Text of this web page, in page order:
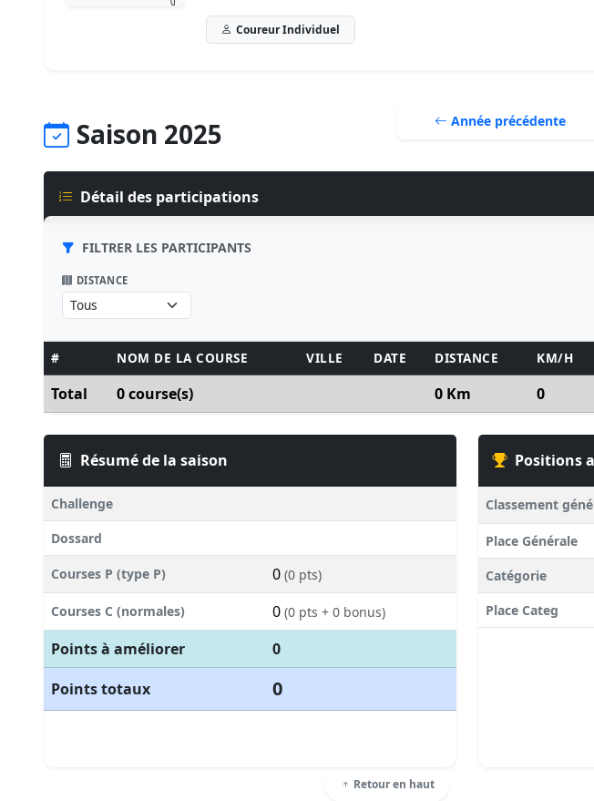
Coureur Individuel
Saison 2025 Année précédente
Détail des participations
FILTRER LES PARTICIPANTS
DISTANCE
# NOM DE LA COURSE VILLE DATE DISTANCE KM/H
Total 0 course(s) 0 Km 0
Résumé de la saison
Challenge
Dossard
Courses P (type P) 0 (0 pts)
Courses C (normales) 0 (0 pts + 0 bonus)
Points à améliorer
0
Points totaux
0
Retour en haut
Positions
Classement
Place Générale
Catégorie
Place Categ